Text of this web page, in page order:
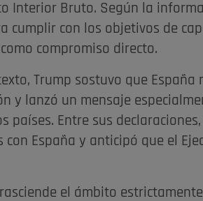
Interior Bruto. Según la
cumplir con los objetivos de
compromiso directo.
Trump sostuvo que
y lanzó un mensaje
países. Entre sus
con España y anticipó que el
el ámbito